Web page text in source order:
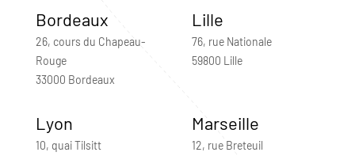
Bordeaux
26, cours du Chapeau-
Rouge
33000 Bordeaux
Lille
76, rue Nationale
59800 Lille
Lyon
10, quai Tilsitt
Marseille
12, rue Breteuil